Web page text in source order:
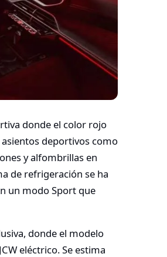
donde el color rojo
deportivos como
y alfombrillas en
de refrigeración se ha
un modo Sport que
donde el modelo
eléctrico. Se estima